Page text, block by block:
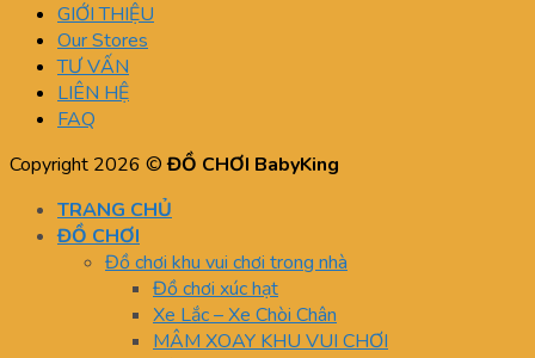
GIỚI THIỆU
Our Stores
TƯ VẤN
LIÊN HỆ
FAQ
Copyright 2026 ©ĐỒ CHƠI BabyKing
TRANG CHỦ
ĐỒ CHƠI
Đồ chơi khu vui chơi trong nhà
Đồ chơi xúc hạt
Xe Lắc – Xe Chòi Chân
MÂM XOAY KHU VUI CHƠI